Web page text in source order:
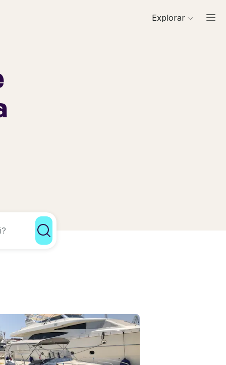
Explorar